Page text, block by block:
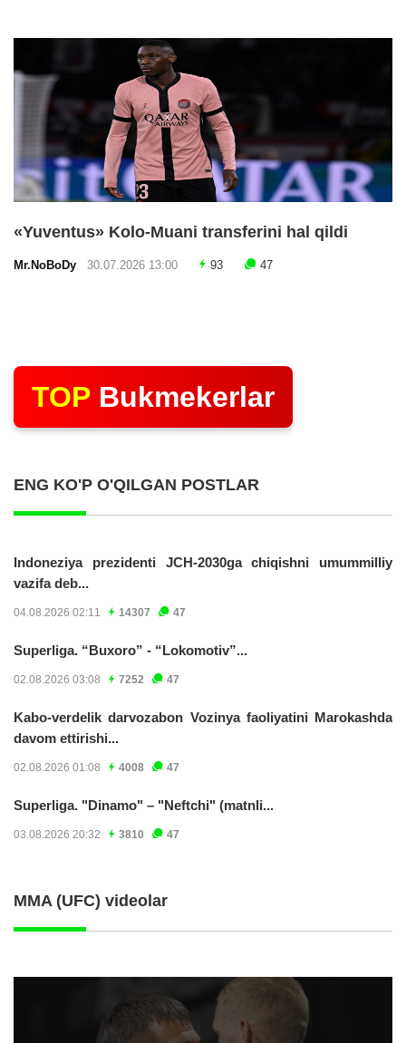
«Yuventus» Kolo-Muani transferini hal qildi
Mr.NoBoDy 30.07.2026 13:00 93 47
TOP Bukmekerlar
ENG KO'P O'QILGAN POSTLAR
Indoneziya prezidenti JCH-2030ga chiqishni umummilliy
vazifa deb...
04.08.2026 02:11 14307 47
Superliga. “Buxoro” - “Lokomotiv”...
02.08.2026 03:08 7252 47
Kabo-verdelik darvozabon Vozinya faoliyatini Marokashda
davom ettirishi...
02.08.2026 01:08 4008 47
Superliga. "Dinamo" – "Neftchi" (matnli...
03.08.2026 20:32 3810 47
MMA (UFC) videolar